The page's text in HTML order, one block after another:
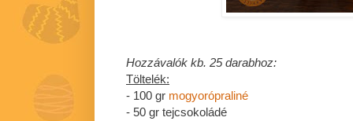
Hozzávalók kb. 25 darabhoz:
Töltelék:
- 100 gr mogyorópraliné
- 50 gr tejcsokoládé